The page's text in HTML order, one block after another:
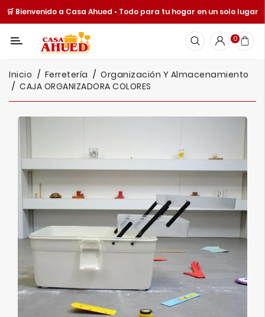
🛒 Bienvenido a Casa Ahued • Todo para tu hogar en un solo lugar
Categoría
Cocina
Y
Mesa
Spot
Juguetería
Ofertas
Catálogos
Más
0
Inicio Ferretería
Organización Y Almacenamiento
CAJA ORGANIZADORA COLORES